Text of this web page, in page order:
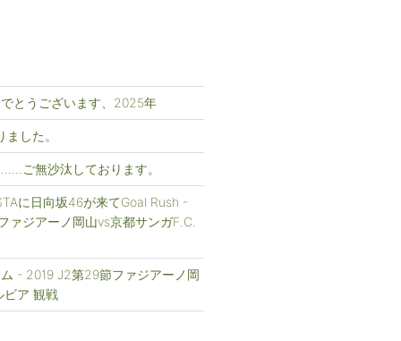
とうございます、2025年
した。
ご無沙汰しております。
に日向坂46が来てGoal Rush -
ァジアーノ岡山vs京都サンガF.C.
- 2019 J2第29節ファジアーノ岡
ビア 観戦